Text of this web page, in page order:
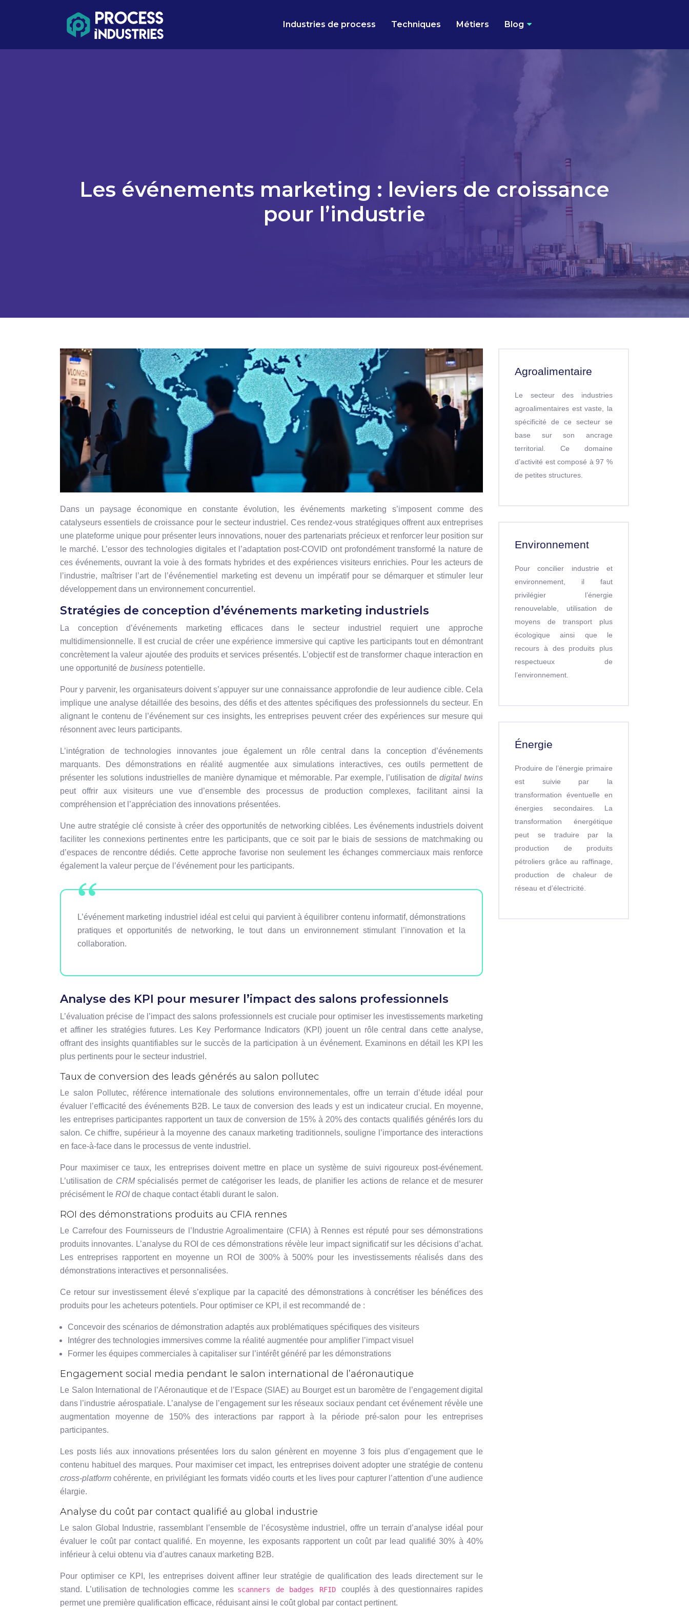
Industries de process Techniques Métiers Blog
Les événements marketing : leviers de croissance
pour l’industrie
Dans un paysage économique en constante évolution, les événements marketing s’imposent comme des
catalyseurs essentiels de croissance pour le secteur industriel. Ces rendez-vous stratégiques offrent aux entreprises
une plateforme unique pour présenter leurs innovations, nouer des partenariats précieux et renforcer leur position sur
le marché. L’essor des technologies digitales et l’adaptation post-COVID ont profondément transformé la nature de
ces événements, ouvrant la voie à des formats hybrides et des expériences visiteurs enrichies. Pour les acteurs de
l’industrie, maîtriser l’art de l’événementiel marketing est devenu un impératif pour se démarquer et stimuler leur
développement dans un environnement concurrentiel.
Stratégies de conception d’événements marketing industriels
La conception d’événements marketing efficaces dans le secteur industriel requiert une approche
multidimensionnelle. Il est crucial de créer une expérience immersive qui captive les participants tout en démontrant
concrètement la valeur ajoutée des produits et services présentés. L’objectif est de transformer chaque interaction en
une opportunité de business potentielle.
Pour y parvenir, les organisateurs doivent s’appuyer sur une connaissance approfondie de leur audience cible. Cela
implique une analyse détaillée des besoins, des défis et des attentes spécifiques des professionnels du secteur. En
alignant le contenu de l’événement sur ces insights, les entreprises peuvent créer des expériences sur mesure qui
résonnent avec leurs participants.
L’intégration de technologies innovantes joue également un rôle central dans la conception d’événements
marquants. Des démonstrations en réalité augmentée aux simulations interactives, ces outils permettent de
présenter les solutions industrielles de manière dynamique et mémorable. Par exemple, l’utilisation de digital twins
peut offrir aux visiteurs une vue d’ensemble des processus de production complexes, facilitant ainsi la
compréhension et l’appréciation des innovations présentées.
Une autre stratégie clé consiste à créer des opportunités de networking ciblées. Les événements industriels doivent
faciliter les connexions pertinentes entre les participants, que ce soit par le biais de sessions de matchmaking ou
d’espaces de rencontre dédiés. Cette approche favorise non seulement les échanges commerciaux mais renforce
également la valeur perçue de l’événement pour les participants.
L’événement marketing industriel idéal est celui qui parvient à équilibrer contenu informatif, démonstrations
pratiques et opportunités de networking, le tout dans un environnement stimulant l’innovation et la
collaboration.
Analyse des KPI pour mesurer l’impact des salons professionnels
L’évaluation précise de l’impact des salons professionnels est cruciale pour optimiser les investissements marketing
et affiner les stratégies futures. Les Key Performance Indicators (KPI) jouent un rôle central dans cette analyse,
offrant des insights quantifiables sur le succès de la participation à un événement. Examinons en détail les KPI les
plus pertinents pour le secteur industriel.
Taux de conversion des leads générés au salon pollutec
Le salon Pollutec, référence internationale des solutions environnementales, offre un terrain d’étude idéal pour
évaluer l’efficacité des événements B2B. Le taux de conversion des leads y est un indicateur crucial. En moyenne,
les entreprises participantes rapportent un taux de conversion de 15% à 20% des contacts qualifiés générés lors du
salon. Ce chiffre, supérieur à la moyenne des canaux marketing traditionnels, souligne l’importance des interactions
en face-à-face dans le processus de vente industriel.
Pour maximiser ce taux, les entreprises doivent mettre en place un système de suivi rigoureux post-événement.
L’utilisation de CRMspécialisés permet de catégoriser les leads, de planifier les actions de relance et de mesurer
précisément le ROI de chaque contact établi durant le salon.
ROI des démonstrations produits au CFIA rennes
Le Carrefour des Fournisseurs de l’Industrie Agroalimentaire (CFIA) à Rennes est réputé pour ses démonstrations
produits innovantes. L’analyse du ROI de ces démonstrations révèle leur impact significatif sur les décisions d’achat.
Les entreprises rapportent en moyenne un ROI de 300% à 500% pour les investissements réalisés dans des
démonstrations interactives et personnalisées.
Ce retour sur investissement élevé s’explique par la capacité des démonstrations à concrétiser les bénéfices des
produits pour les acheteurs potentiels. Pour optimiser ce KPI, il est recommandé de :
Concevoir des scénarios de démonstration adaptés aux problématiques spécifiques des visiteurs
Intégrer des technologies immersives comme la réalité augmentée pour amplifier l’impact visuel
Former les équipes commerciales à capitaliser sur l’intérêt généré par les démonstrations
Engagement social media pendant le salon international de l’aéronautique
Le Salon International de l’Aéronautique et de l’Espace (SIAE) au Bourget est un baromètre de l’engagement digital
dans l’industrie aérospatiale. L’analyse de l’engagement sur les réseaux sociaux pendant cet événement révèle une
augmentation moyenne de 150% des interactions par rapport à la période pré-salon pour les entreprises
participantes.
Les posts liés aux innovations présentées lors du salon génèrent en moyenne 3 fois plus d’engagement que le
contenu habituel des marques. Pour maximiser cet impact, les entreprises doivent adopter une stratégie de contenu
cross-platformcohérente, en privilégiant les formats vidéo courts et les lives pour capturer l’attention d’une audience
élargie.
Analyse du coût par contact qualifié au global industrie
Le salon Global Industrie, rassemblant l’ensemble de l’écosystème industriel, offre un terrain d’analyse idéal pour
évaluer le coût par contact qualifié. En moyenne, les exposants rapportent un coût par lead qualifié 30% à 40%
inférieur à celui obtenu via d’autres canaux marketing B2B.
Pour optimiser ce KPI, les entreprises doivent affiner leur stratégie de qualification des leads directement sur le
stand. L’utilisation de technologies comme les scanners de badges RFID couplés à des questionnaires rapides
permet une première qualification efficace, réduisant ainsi le coût global par contact pertinent.
Agroalimentaire
Le secteur des industries
agroalimentaires est vaste, la
spécificité de ce secteur se
base sur son ancrage
territorial. Ce domaine
d’activité est composé à 97 %
de petites structures.
Environnement
Pour concilier industrie et
environnement, il faut
privilégier l’énergie
renouvelable, utilisation de
moyens de transport plus
écologique ainsi que le
recours à des produits plus
respectueux de
l’environnement.
Énergie
Produire de l’énergie primaire
est suivie par la
transformation éventuelle en
énergies secondaires. La
transformation énergétique
peut se traduire par la
production de produits
pétroliers grâce au raffinage,
production de chaleur de
réseau et d’électricité.